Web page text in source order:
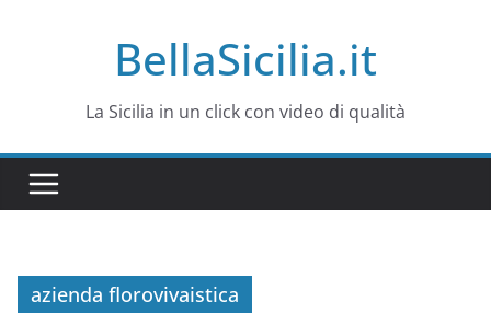
BellaSicilia.it
La Sicilia in un click con video di qualità
azienda florovivaistica